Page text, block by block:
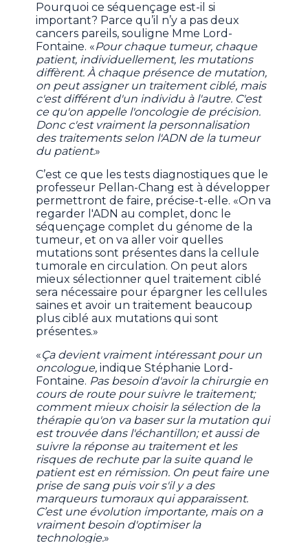
Pourquoi ce séquençage est-il si
important? Parce qu’il n’y a pas deux
cancers pareils, souligne Mme Lord-
Fontaine. «Pour chaque tumeur, chaque
patient, individuellement, les mutations
diffèrent. À chaque présence de mutation,
on peut assigner un traitement ciblé, mais
c'est différent d'un individu à l'autre. C'est
ce qu'on appelle l'oncologie de précision.
Donc c'est vraiment la personnalisation
des traitements selon l'ADN de la tumeur
du patient.»
C’est ce que les tests diagnostiques que le
professeur Pellan-Chang est à développer
permettront de faire, précise-t-elle. «On va
regarder l'ADN au complet, donc le
séquençage complet du génome de la
tumeur, et on va aller voir quelles
mutations sont présentes dans la cellule
tumorale en circulation. On peut alors
mieux sélectionner quel traitement ciblé
sera nécessaire pour épargner les cellules
saines et avoir un traitement beaucoup
plus ciblé aux mutations qui sont
présentes.»
«Ça devient vraiment intéressant pour un
oncologue,indique Stéphanie Lord-
Fontaine. Pas besoin d'avoir la chirurgie en
cours de route pour suivre le traitement;
comment mieux choisir la sélection de la
thérapie qu'on va baser sur la mutation qui
est trouvée dans l'échantillon; et aussi de
suivre la réponse au traitement et les
risques de rechute par la suite quand le
patient est en rémission. On peut faire une
prise de sang puis voir s'il y a des
marqueurs tumoraux qui apparaissent.
C’est une évolution importante, mais on a
vraiment besoin d'optimiser la
technologie.»